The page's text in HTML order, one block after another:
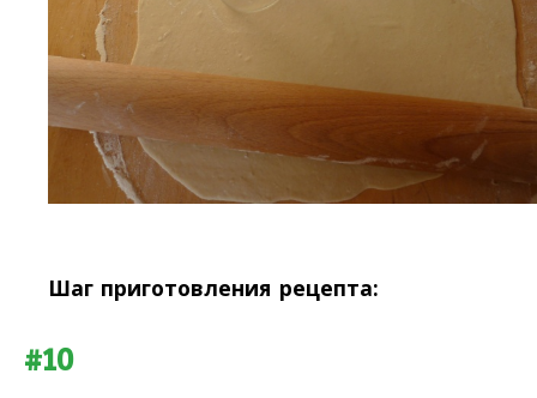
Шаг приготовления рецепта:
#10